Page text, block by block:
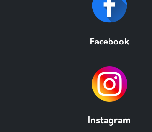
Facebook
Instagram